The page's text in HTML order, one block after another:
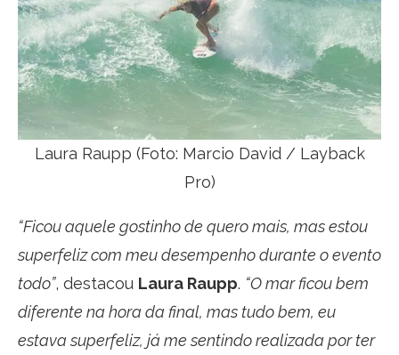
Laura Raupp (Foto: Marcio David / Layback
Pro)
“Ficou aquele gostinho de quero mais, mas estou
superfeliz com meu desempenho durante o evento
todo”, destacou Laura Raupp. “O mar ficou bem
diferente na hora da final, mas tudo bem, eu
estava superfeliz, já me sentindo realizada por ter